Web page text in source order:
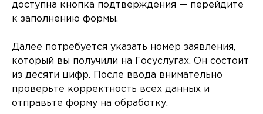
доступна кнопка подтверждения — перейдите
к заполнению формы.
Далее потребуется указать номер заявления,
который вы получили на Госуслугах. Он состоит
из десяти цифр. После ввода внимательно
проверьте корректность всех данных и
отправьте форму на обработку.